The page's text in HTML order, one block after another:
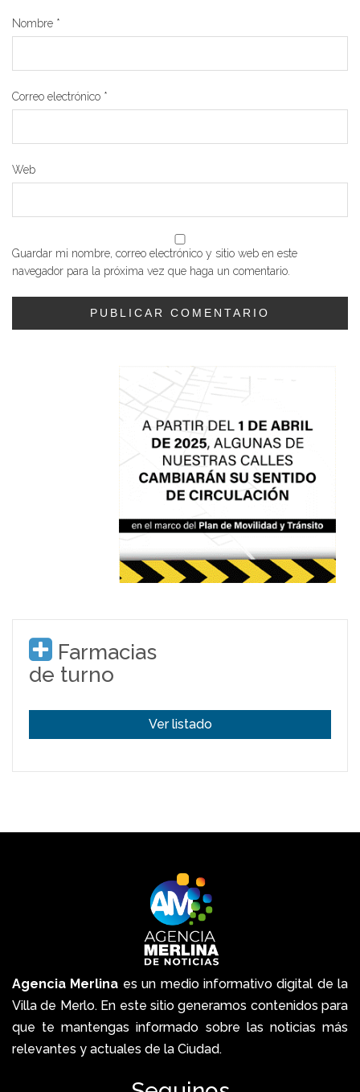
Nombre *
Correo electrónico *
Web
Guardar mi nombre, correo electrónico y sitio web en este
navegador para la próxima vez que haga un comentario.
Farmacias
de turno
Ver listado
Agencia Merlina es un medio informativo digital de la
Villa de Merlo. En este sitio generamos contenidos para
que te mantengas informado sobre las noticias más
relevantes y actuales de la Ciudad.